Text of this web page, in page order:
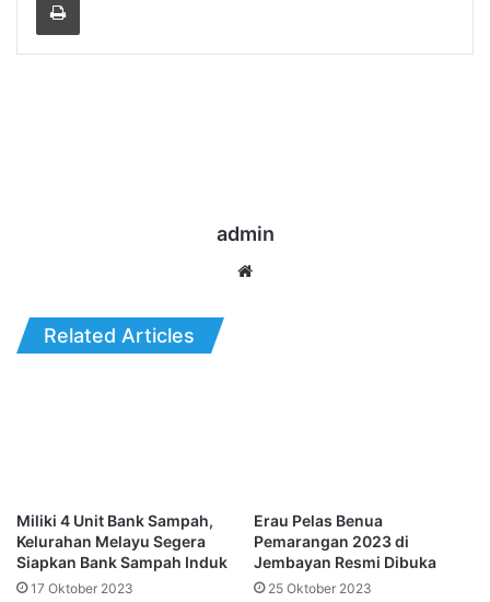
admin
Related Articles
Miliki 4 Unit Bank Sampah,
Kelurahan Melayu Segera
Siapkan Bank Sampah Induk
17 Oktober 2023
Erau Pelas Benua
Pemarangan 2023 di
Jembayan Resmi Dibuka
25 Oktober 2023